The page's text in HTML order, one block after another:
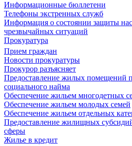
Информационные бюллетени
Телефоны экстренных служб
Информация о состоянии защиты
чрезвычайных ситуаций
Прокуратура
Прием граждан
Новости прокуратуры
Прокурор разъясняет
Предоставление жилых помещений
социального найма
Обеспечение жильем многодетных
Обеспечение жильем молодых семей
Обеспечение жильем отдельных
Предоставление жилищных
сферы
Жилье в кредит